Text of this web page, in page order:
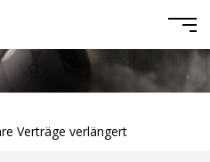
Verträge verlängert